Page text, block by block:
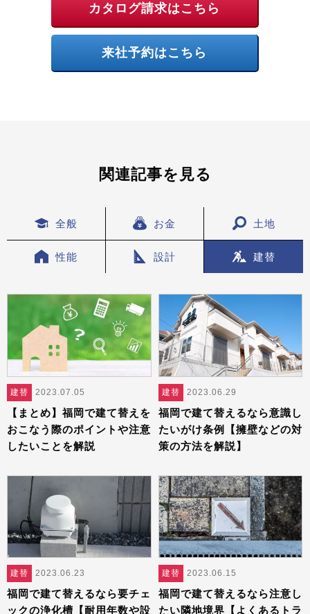
カタログ請求はこちら
来社予約はこちら
関連記事を見る
全般 お金 土地
性能 設計 建替
建替 2023.07.05
【まとめ】福岡で建て替えを
おこなう際のポイントや注意
したいことを解説
建替 2023.06.29
福岡で建て替えるなら意識し
たいがけ条例【擁壁などの対
策の方法を解説】
建替 2023.06.23
福岡で建て替えるなら要チェ
ックの浄化槽【耐用年数や設
建替 2023.06.15
福岡で建て替えるなら注意し
たい隣地境界【よくあるトラ